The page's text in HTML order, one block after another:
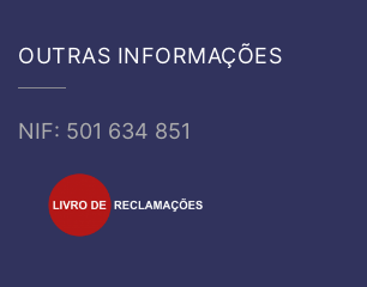
OUTRAS INFORMAÇÕES
NIF: 501 634 851